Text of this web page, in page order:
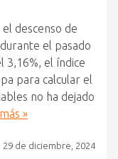
descenso de
el pasado
3,16%, el índice
para calcular el
no ha dejado
»
29 de diciembre, 2024